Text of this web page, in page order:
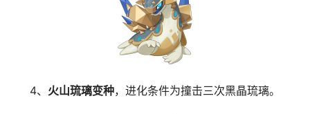
4、 火山琉璃变种，进化条件为撞击三次黑晶琉璃。